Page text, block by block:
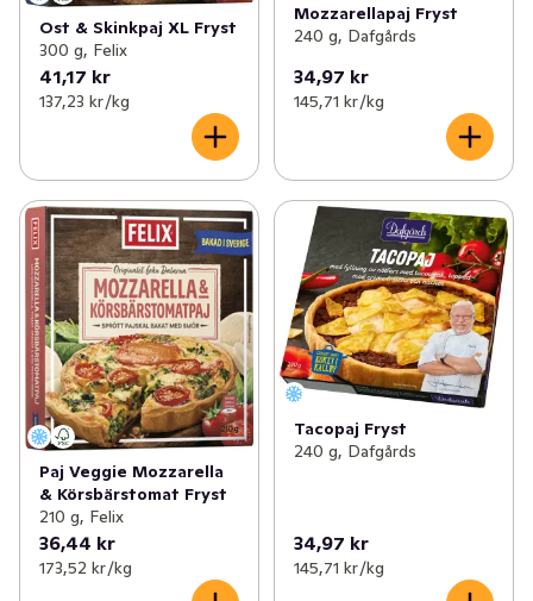
Ost & Skinkpaj XL Fryst
300 g, Felix
41,17 kr
137,23 kr /kg
Mozzarellapaj Fryst
240 g, Dafgårds
34,97 kr
145,71 kr /kg
Paj Veggie Mozzarella
& Körsbärstomat Fryst
210 g, Felix
36,44 kr
173,52 kr /kg
Tacopaj Fryst
240 g, Dafgårds
34,97 kr
145,71 kr /kg